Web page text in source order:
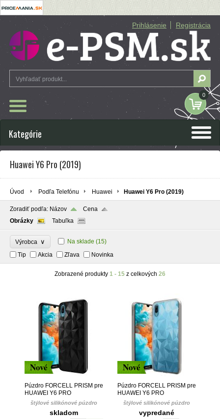
Prihlásenie Registrácia
0
Kategórie
Huawei Y6 Pro (2019)
Úvod Podľa Telefónu Huawei Huawei Y6 Pro (2019)
Zoradiť podľa: Názov
Cena
Obrázky
Tabuľka
Výrobca ∨ Na sklade (15)
Tip
Akcia Zľava Novinka
Zobrazené produkty 1 - 15 z celkových 26
Nové
Púzdro FORCELL PRISM pre
HUAWEI Y6 PRO
(2019)/HONOR PLAY 8a -
čierne
štýlové silikónové púzdro
skladom
Nové
Púzdro FORCELL PRISM pre
HUAWEI Y6 PRO
(2019)/HONOR PLAY 8a -
transparentné
štýlové silikónové púzdro
vypredané